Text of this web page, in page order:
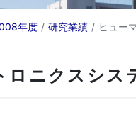
年度 研究業績 ヒュー
ロニクスシス